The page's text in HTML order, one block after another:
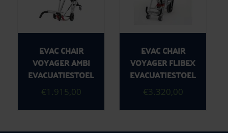
EVAC CHAIR
VOYAGER AMBI
EVACUATIESTOEL
€1.915,00
EVAC CHAIR
VOYAGER FLIBEX
EVACUATIESTOEL
€3.320,00